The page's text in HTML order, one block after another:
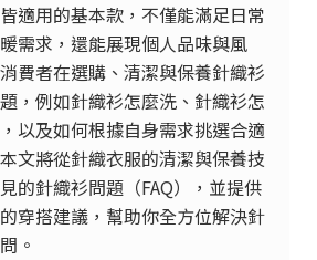
適用的基本款，不僅能滿足日常
需求，還能展現個人品味與風
費者在選購、清潔與保養針織衫
，例如針織衫怎麼洗、針織衫怎
以及如何根據自身需求挑選合適
文將從針織衣服的清潔與保養技
的針織衫問題（FAQ），並提供
穿搭建議，幫助你全方位解決針
。